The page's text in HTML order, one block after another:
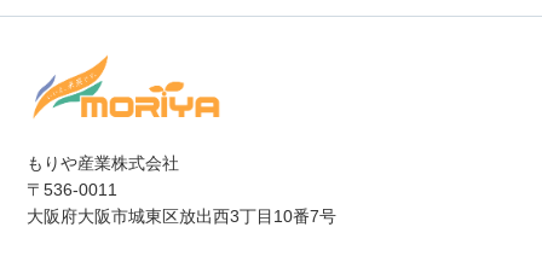
もりや産業株式会社
〒536-0011
大阪府大阪市城東区放出西3丁目10番7号